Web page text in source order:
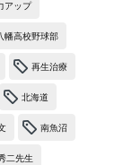
アップ
幡高校野球部
再生治療
北海道
南魚沼
二先生